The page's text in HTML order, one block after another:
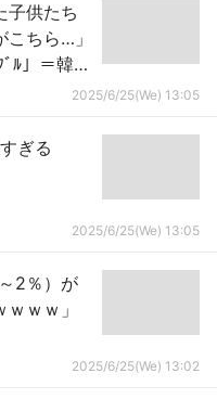
子供たち
ちら…」
ﾙ」＝韓国
2025/6/25(We) 13:05
ぎる
2025/6/25(We) 13:05
2％）が
ｗｗ」
2025/6/25(We) 13:02